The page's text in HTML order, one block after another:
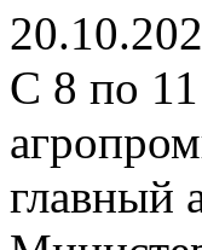
С 8 по 11
главный